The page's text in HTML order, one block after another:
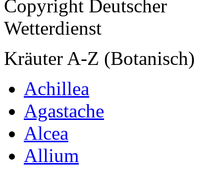
Kräuter A-Z (Botanisch)
Achillea
Agastache
Alcea
Allium